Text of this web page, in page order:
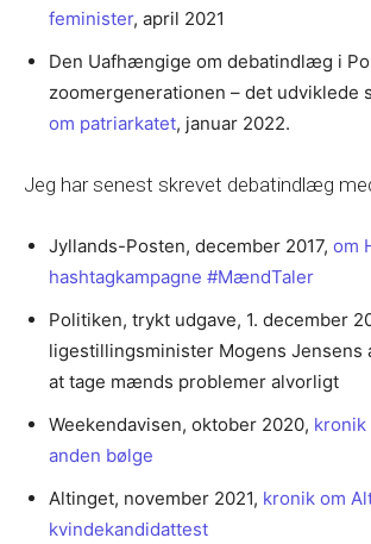
feminister, april 2021
Den Uafhængige om debatindlæg i
zoomergenerationen – det udviklede
om patriarkatet, januar 2022.
Jeg har senest skrevet debatindlæg
Jyllands-Posten, december 2017, om
hashtagkampagne #MændTaler
Politiken, trykt udgave, 1. december
ligestillingsminister Mogens Jensens
at tage mænds problemer alvorligt
Weekendavisen, oktober 2020, kronik
anden bølge
Altinget, november 2021, kronik om
kvindekandidattest